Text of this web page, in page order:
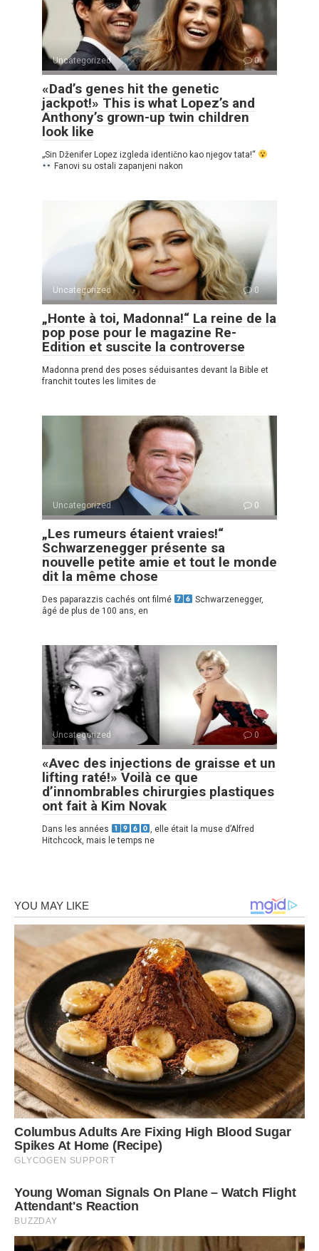
Uncategorized 0
«Dad’s genes hit the genetic
jackpot!» This is what Lopez’s and
Anthony’s grown-up twin children
look like
„Sin Dženifer Lopez izgleda identično kao njegov tata!“
Fanovi su ostali zapanjeni nakon
Uncategorized 0
„Honte à toi, Madonna!“ La reine de la
pop pose pour le magazine Re-
Edition et suscite la controverse
Madonna prend des poses séduisantes devant la Bible et
franchit toutes les limites de
Uncategorized 0
„Les rumeurs étaient vraies!“
Schwarzenegger présente sa
nouvelle petite amie et tout le monde
dit la même chose
Des paparazzis cachés ont filmé
Schwarzenegger,
âgé de plus de 100 ans, en
Uncategorized 0
«Avec des injections de graisse et un
lifting raté!» Voilà ce que
d’innombrables chirurgies plastiques
ont fait à Kim Novak
Dans les années
, elle était la muse d’Alfred
Hitchcock, mais le temps ne